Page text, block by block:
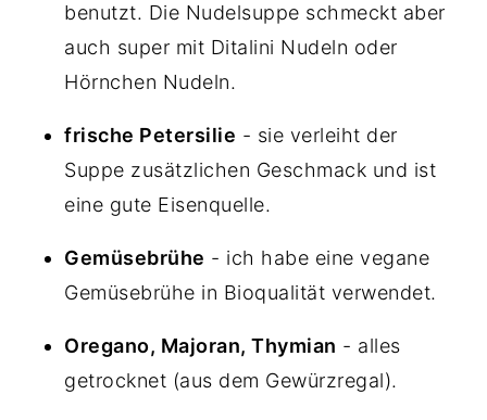
benutzt. Die Nudelsuppe schmeckt aber
auch super mit Ditalini Nudeln oder
Hörnchen Nudeln.
frische Petersilie - sie verleiht der
Suppe zusätzlichen Geschmack und ist
eine gute Eisenquelle.
Gemüsebrühe - ich habe eine vegane
Gemüsebrühe in Bioqualität verwendet.
Oregano, Majoran, Thymian - alles
getrocknet (aus dem Gewürzregal).